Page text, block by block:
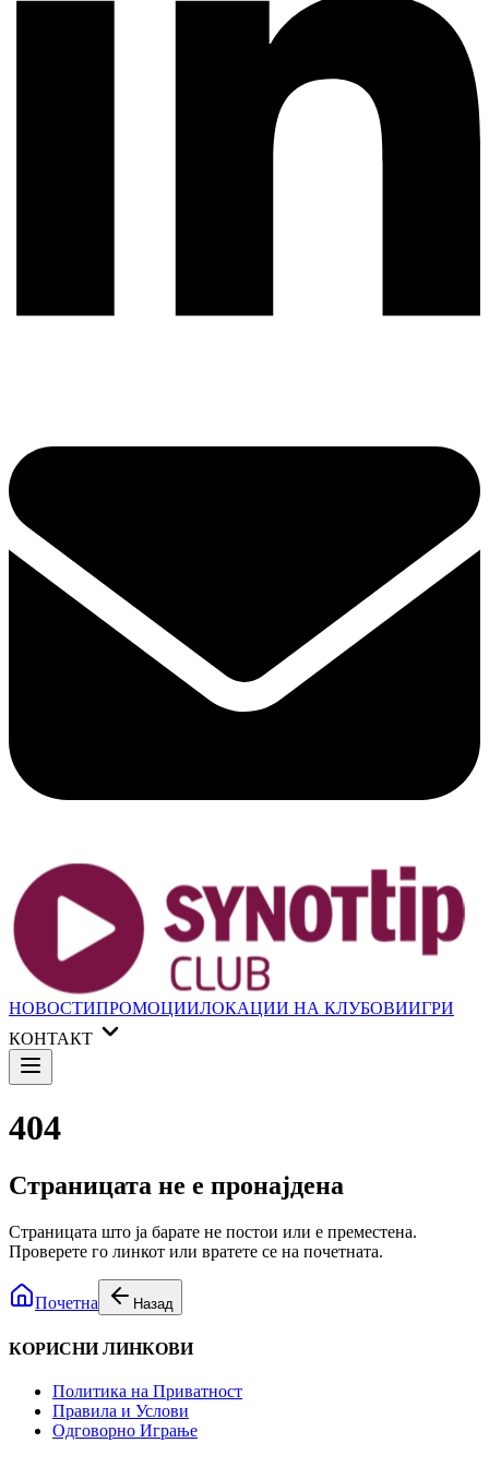
НОВОСТИПРОМОЦИИЛОКАЦИИ НА КЛУБОВИИГРИ
КОНТАКТ
404
Страницата не е пронајдена
Страницата што ја барате не постои или е преместена.
Проверете го линкот или вратете се на почетната.
Почетна Назад
КОРИСНИ ЛИНКОВИ
Политика на Приватност
Правила и Услови
Одговорно Играње